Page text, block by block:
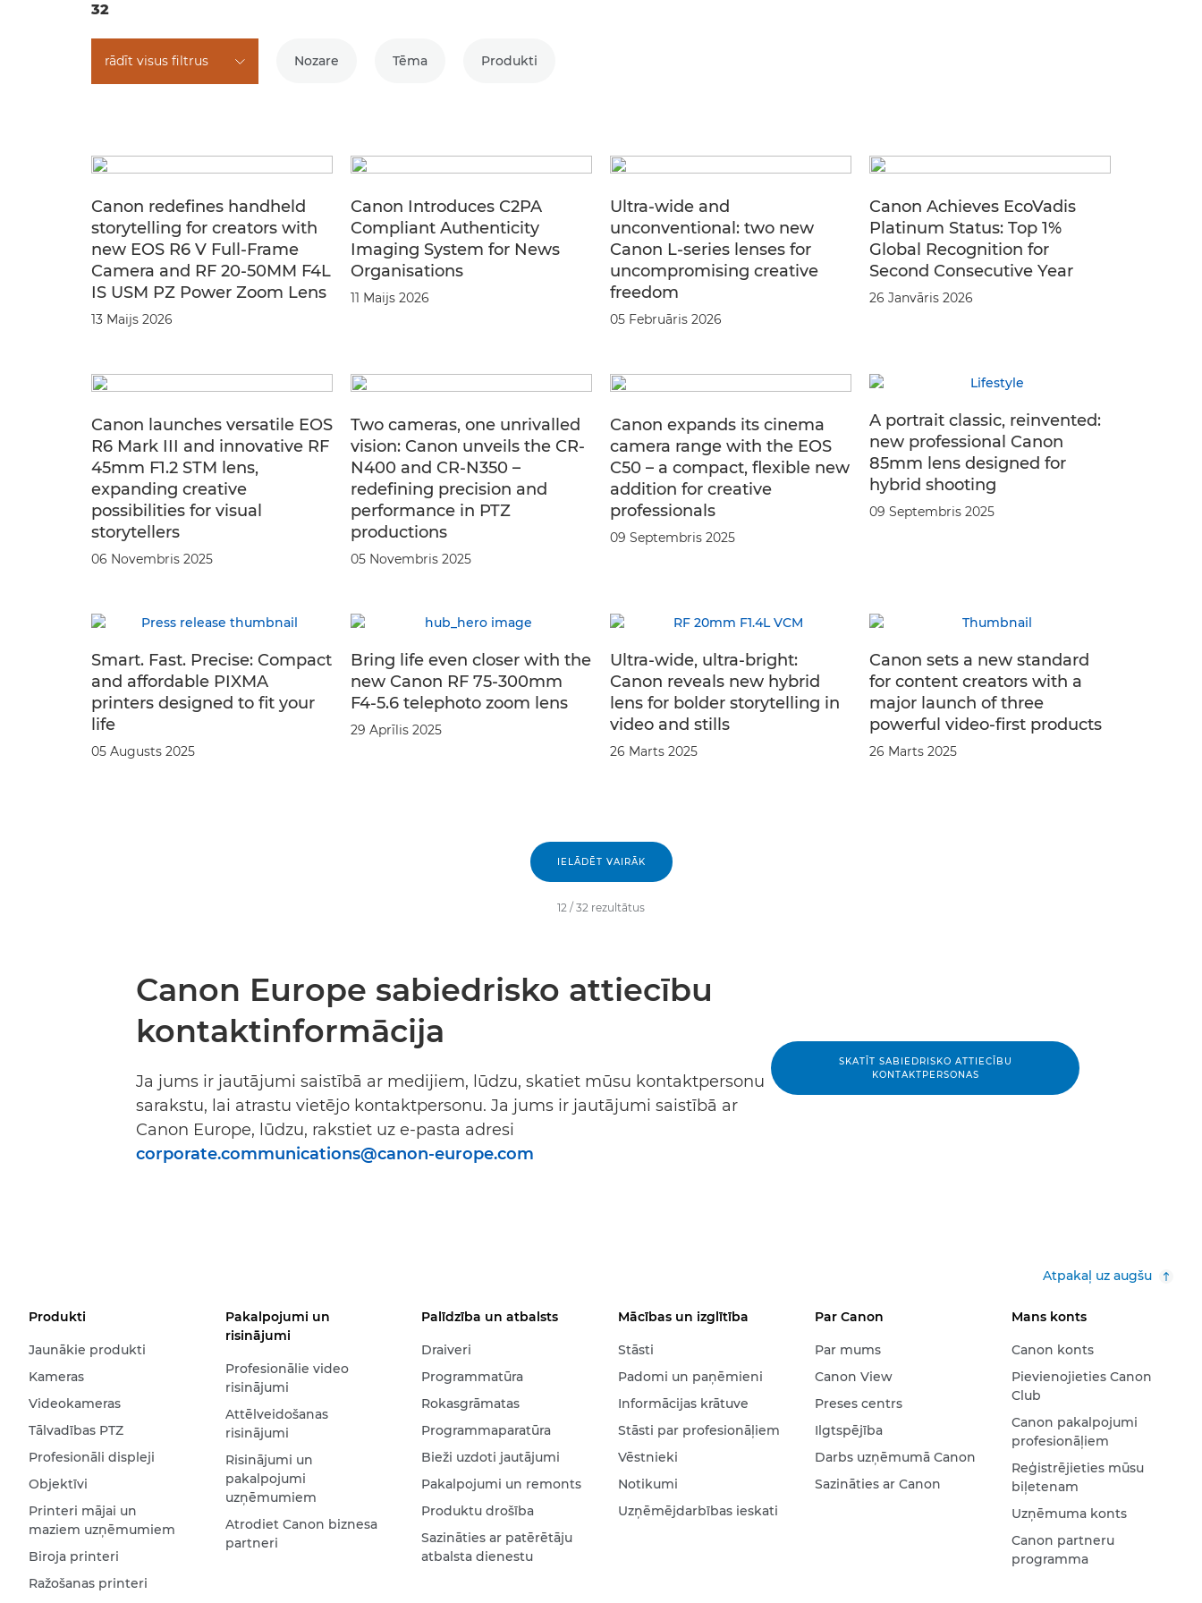
32
rādīt visus filtrus Nozare Tēma Produkti
Canon redefines handheld
storytelling for creators with
new EOS R6 V Full-Frame
Camera and RF 20-50MM F4L
IS USM PZ Power Zoom Lens
13 Maijs 2026
Canon Introduces C2PA
Compliant Authenticity
Imaging System for News
Organisations
11 Maijs 2026
Ultra-wide and
unconventional: two new
Canon L-series lenses for
uncompromising creative
freedom
05 Februāris 2026
Canon Achieves EcoVadis
Platinum Status: Top 1%
Global Recognition for
Second Consecutive Year
26 Janvāris 2026
Canon launches versatile EOS
R6 Mark III and innovative RF
45mm F1.2 STM lens,
expanding creative
possibilities for visual
storytellers
06 Novembris 2025
Two cameras, one unrivalled
vision: Canon unveils the CR-
N400 and CR-N350 –
redefining precision and
performance in PTZ
productions
05 Novembris 2025
Canon expands its cinema
camera range with the EOS
C50 – a compact, flexible new
addition for creative
professionals
09 Septembris 2025
A portrait classic, reinvented:
new professional Canon
85mm lens designed for
hybrid shooting
09 Septembris 2025
Smart. Fast. Precise: Compact
and affordable PIXMA
printers designed to fit your
life
05 Augusts 2025
Bring life even closer with the
new Canon RF 75-300mm
F4-5.6 telephoto zoom lens
29 Aprīlis 2025
Ultra-wide, ultra-bright:
Canon reveals new hybrid
lens for bolder storytelling in
video and stills
26 Marts 2025
Canon sets a new standard
for content creators with a
major launch of three
powerful video-first products
26 Marts 2025
IELĀDĒT VAIRĀK
12 / 32 rezultātus
Canon Europe sabiedrisko attiecību
kontaktinformācija
Ja jums ir jautājumi saistībā ar medijiem, lūdzu, skatiet mūsu kontaktpersonu
sarakstu, lai atrastu vietējo kontaktpersonu. Ja jums ir jautājumi saistībā ar
Canon Europe, lūdzu, rakstiet uz e-pasta adresi
corporate.communications@canon-europe.com
SKATĪT SABIEDRISKO ATTIECĪBU
KONTAKTPERSONAS
Atpakaļ uz augšu
Produkti
Jaunākie produkti
Kameras
Videokameras
Tālvadības PTZ
Profesionāli displeji
Objektīvi
Printeri mājai un
maziem uzņēmumiem
Biroja printeri
Ražošanas printeri
Pakalpojumi un
risinājumi
Profesionālie video
risinājumi
Attēlveidošanas
risinājumi
Risinājumi un
pakalpojumi
uzņēmumiem
Atrodiet Canon biznesa
partneri
Palīdzība un atbalsts
Draiveri
Programmatūra
Rokasgrāmatas
Programmaparatūra
Bieži uzdoti jautājumi
Pakalpojumi un remonts
Produktu drošība
Sazināties ar patērētāju
atbalsta dienestu
Mācības un izglītība
Stāsti
Padomi un paņēmieni
Informācijas krātuve
Stāsti par profesionāļiem
Vēstnieki
Notikumi
Uzņēmējdarbības ieskati
Par Canon
Par mums
Canon View
Preses centrs
Ilgtspējība
Darbs uzņēmumā Canon
Sazināties ar Canon
Mans konts
Canon konts
Pievienojieties Canon
Club
Canon pakalpojumi
profesionāļiem
Reģistrējieties mūsu
biļetenam
Uzņēmuma konts
Canon partneru
programma